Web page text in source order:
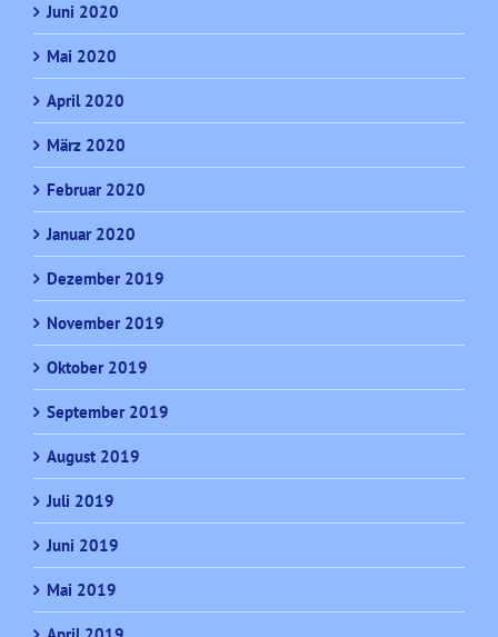
Juni 2020
Mai 2020
April 2020
März 2020
Februar 2020
Januar 2020
Dezember 2019
November 2019
Oktober 2019
September 2019
August 2019
Juli 2019
Juni 2019
Mai 2019